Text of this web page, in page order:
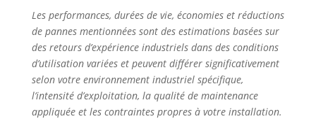
Les performances, durées de vie, économies et réductions
de pannes mentionnées sont des estimations basées sur
des retours d’expérience industriels dans des conditions
d’utilisation variées et peuvent différer significativement
selon votre environnement industriel spécifique,
l’intensité d’exploitation, la qualité de maintenance
appliquée et les contraintes propres à votre installation.